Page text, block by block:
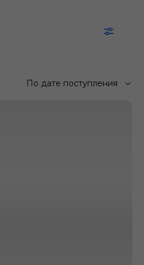
По дате поступления